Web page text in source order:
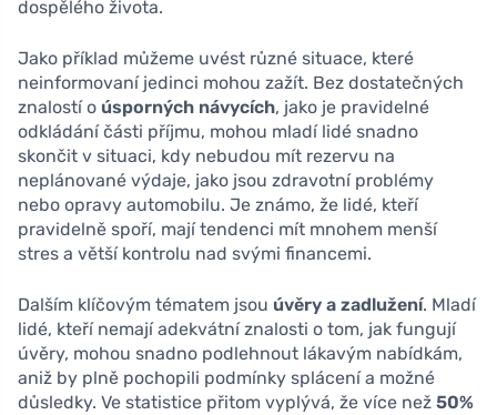
dospělého života.
Jako příklad můžeme uvést různé situace, které
neinformovaní jedinci mohou zažít. Bez dostatečných
znalostí o úsporných návycích, jako je pravidelné
odkládání části příjmu, mohou mladí lidé snadno
skončit v situaci, kdy nebudou mít rezervu na
neplánované výdaje, jako jsou zdravotní problémy
nebo opravy automobilu. Je známo, že lidé, kteří
pravidelně spoří, mají tendenci mít mnohem menší
stres a větší kontrolu nad svými financemi.
Dalším klíčovým tématem jsou úvěry a zadlužení. Mladí
lidé, kteří nemají adekvátní znalosti o tom, jak fungují
úvěry, mohou snadno podlehnout lákavým nabídkám,
aniž by plně pochopili podmínky splácení a možné
důsledky. Ve statistice přitom vyplývá, že více než 50%